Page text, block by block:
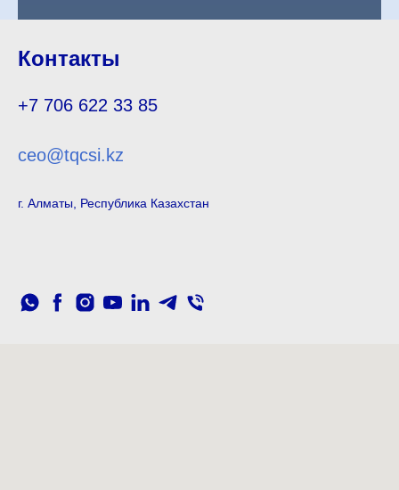
Контакты
+7 706 622 33 85
ceo@tqcsi.kz
г. Алматы, Республика Казахстан